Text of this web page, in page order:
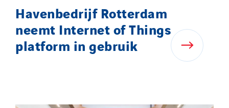
Havenbedrijf Rotterdam
neemt Internet of Things
platform in gebruik